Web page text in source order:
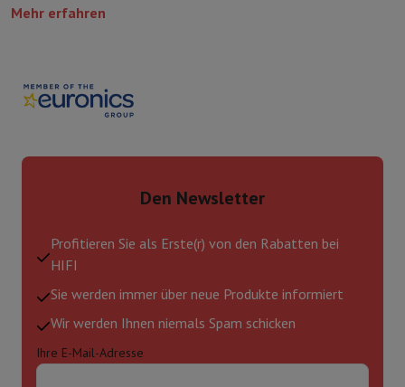
Mehr erfahren
Den Newsletter
Profitieren Sie als Erste(r) von den Rabatten bei
HIFI
Sie werden immer über neue Produkte informiert
Wir werden Ihnen niemals Spam schicken
Ihre E-Mail-Adresse